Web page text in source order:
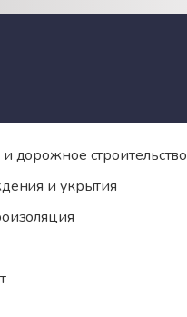
дорожное строительство
и укрытия